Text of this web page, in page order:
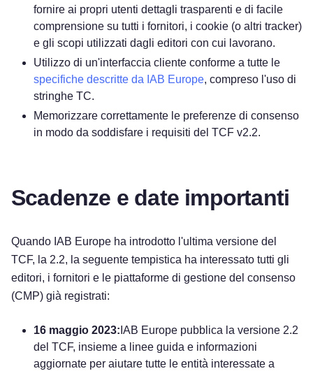
fornire ai propri utenti dettagli trasparenti e di facile
comprensione su tutti i fornitori, i cookie (o altri tracker)
e gli scopi utilizzati dagli editori con cui lavorano.
Utilizzo di un'interfaccia cliente conforme a tutte le
specifiche descritte da IAB Europe, compreso l'uso di
stringhe TC.
Memorizzare correttamente le preferenze di consenso
in modo da soddisfare i requisiti del TCF v2.2.
Scadenze e date importanti
Quando IAB Europe ha introdotto l'ultima versione del
TCF, la 2.2, la seguente tempistica ha interessato tutti gli
editori, i fornitori e le piattaforme di gestione del consenso
(CMP) già registrati:
16 maggio 2023: IAB Europe pubblica la versione 2.2
del TCF, insieme a linee guida e informazioni
aggiornate per aiutare tutte le entità interessate a